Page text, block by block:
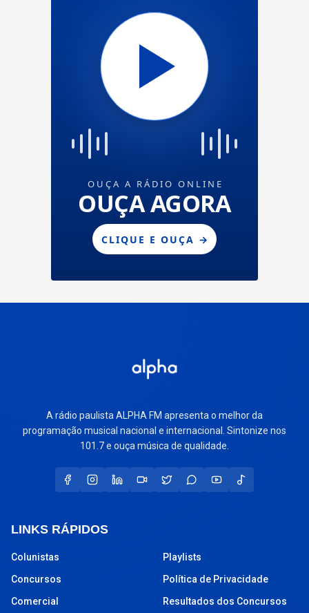
A rádio paulista ALPHA FM apresenta o melhor da
programação musical nacional e internacional. Sintonize nos
101.7 e ouça música de qualidade.
LINKS RÁPIDOS
Colunistas
Concursos
Comercial
Playlists
Política de Privacidade
Resultados dos Concursos